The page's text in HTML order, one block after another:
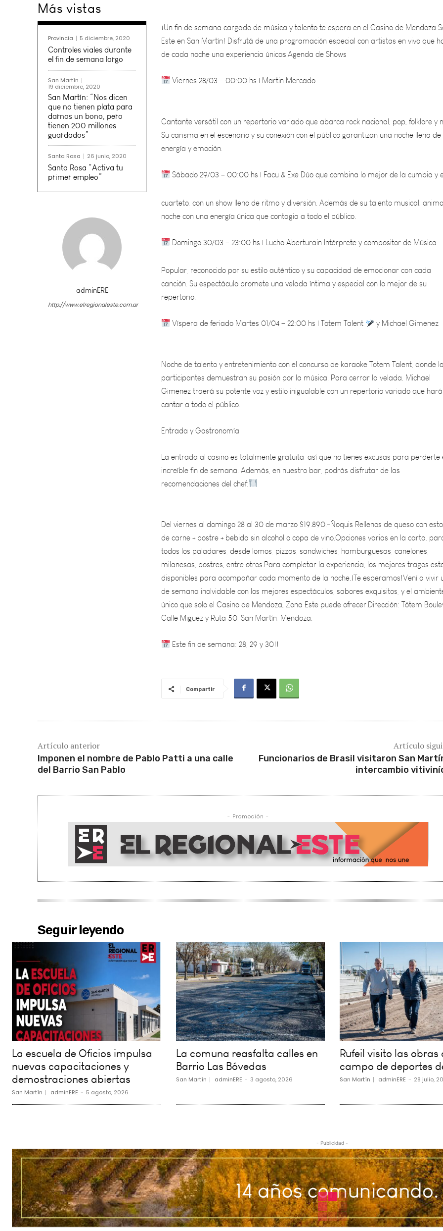
Más vistas
Provincia 5 diciembre, 2020
Controles viales durante
el fin de semana largo
San Martín
19 diciembre, 2020
San Martín: “Nos dicen
que no tienen plata para
darnos un bono, pero
tienen 200 millones
guardados”
Santa Rosa 26 junio, 2020
Santa Rosa “Activa tu
primer empleo”
adminERE
http://www.elregionaleste.com.ar
Este en San Martín! Disfrutá de una programación especial con artistas en vivo que
de cada noche una experiencia únicas.Agenda de Shows
Viernes 28/03 – 00:00 hs | Martin Mercado
Su carisma en el escenario y su conexión con el público garantizan una noche llena de
energía y emoción.
Sábado 29/03 – 00:00 hs | Facu & Exe Dúo que combina lo mejor de la cumbia y el
cuarteto, con un show lleno de ritmo y diversión. Además de su talento musical,
noche con una energía única que contagia a todo el público.
Domingo 30/03 – 23:00 hs | Lucho Aberturain Intérprete y compositor de Música
Popular, reconocido por su estilo auténtico y su capacidad de emocionar con cada
canción. Su espectáculo promete una velada íntima y especial con lo mejor de su
repertorio.
Víspera de feriado Martes 01/04 – 22:00 hs | Totem Talent
participantes demuestran su pasión por la música. Para cerrar la velada, Michael
Gimenez traerá su potente voz y estilo inigualable con un repertorio variado que hará
cantar a todo el público.
Entrada y Gastronomía
La entrada al casino es totalmente gratuita, así que no tienes excusas para perderte este
increíble fin de semana. Además, en nuestro bar, podrás disfrutar de las
recomendaciones del chef:
de carne + postre + bebida sin alcohol o copa de vino.Opciones varias en la carta,
todos los paladares, desde lomos, pizzas, sandwiches, hamburguesas, canelones,
milanesas, postres, entre otros.Para completar la experiencia, los mejores tragos
disponibles para acompañar cada momento de la noche.¡Te esperamos!Vení a
de semana inolvidable con los mejores espectáculos, sabores exquisitos, y el
único que solo el Casino de Mendoza, Zona Este puede ofrecer.Dirección: Tótem
Calle Miguez y Ruta 50, San Martín, Mendoza.
Este fin de semana: 28, 29 y 30!!
Compartir
Artículo anterior
Imponen el nombre de Pablo Patti a una calle
del Barrio San Pablo
Artículo
Funcionarios de Brasil visitaron San
intercambio
- Promoción -
Seguir leyendo
La escuela de Oficios impulsa
nuevas capacitaciones y
demostraciones abiertas
San Martín adminERE - 5 agosto, 2026
La comuna reasfalta calles en
Barrio Las Bóvedas
San Martín adminERE - 3 agosto, 2026
Rufeil visito las obras
campo de deportes
San Martín adminERE - 28 julio,
- Publicidad -